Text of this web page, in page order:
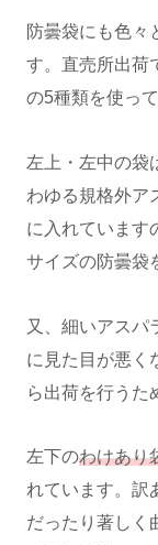
防曇袋にも色々
す。直売所出荷
の5種類を使って
左上・左中の袋
わゆる規格外ア
に入れています
サイズの防曇袋
又、細いアスパ
に見た目が悪く
ら出荷を行うた
左下のわけあり
れています。訳
だったり著しく